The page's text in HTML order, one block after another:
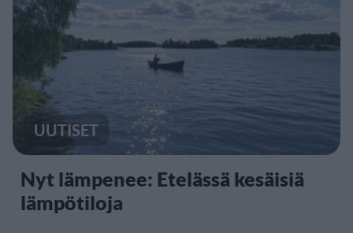
UUTISET
Nyt lämpenee: Etelässä kesäisiä
lämpötiloja